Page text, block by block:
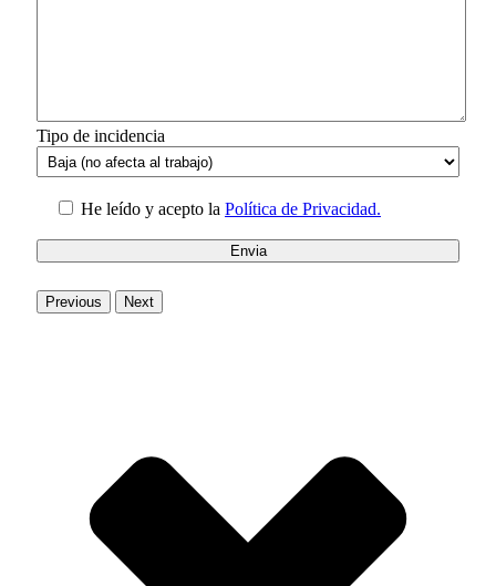
Tipo de incidencia
He leído y acepto la Política de Privacidad.
Previous Next